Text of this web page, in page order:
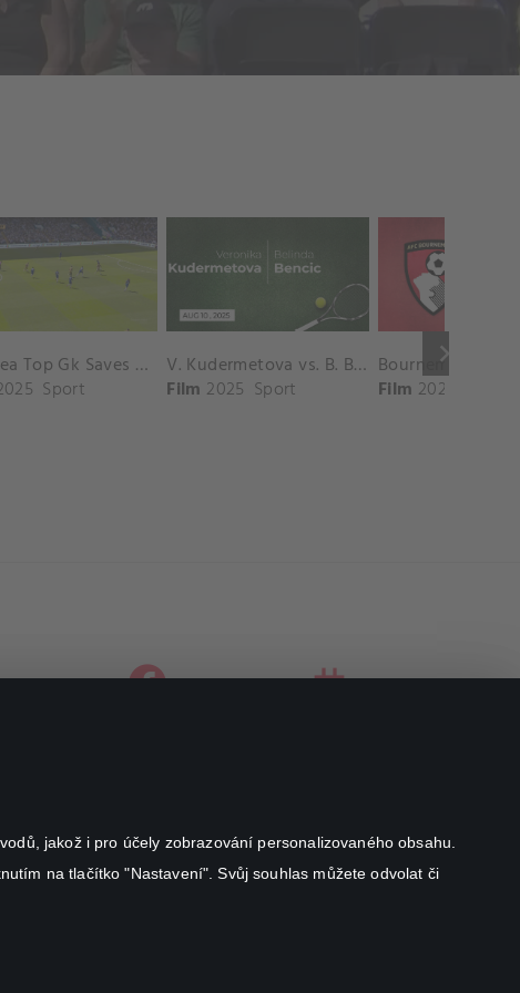
jakož i pro účely zobrazování personalizovaného obsahu.
na tlačítko "Nastavení". Svůj souhlas můžete odvolat či
keyboard_arrow_right
Chelsea Top Gk Saves vs. Crystal Palace
Sport
V. Kudermetova vs. B. Bencic Match Highlights - CINCINNATI_Champions Court ( August 10, 2025)
Film 2025 Sport Film 2025
facebookinstagram
Canal+ Luxembourg S. à r.l. se sídlem Rue Albert Borschette 4,